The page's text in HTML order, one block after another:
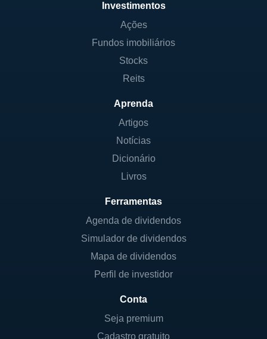
Investimentos
Ações
Fundos imobiliários
Stocks
Reits
Aprenda
Artigos
Notícias
Dicionário
Livros
Ferramentas
Agenda de dividendos
Simulador de dividendos
Mapa de dividendos
Perfil de investidor
Conta
Seja premium
Cadastro gratuito